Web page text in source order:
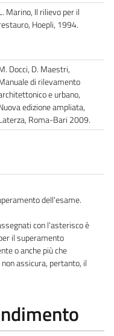
Marino, Il rilievo per il
Hoepli, 1994.
Docci, D. Maestri,
di rilevamento
e urbano,
edizione ampliata,
Roma-Bari 2009.
dell'esame.
con l'asterisco è
il superamento
o anche più che
assicura, pertanto, il